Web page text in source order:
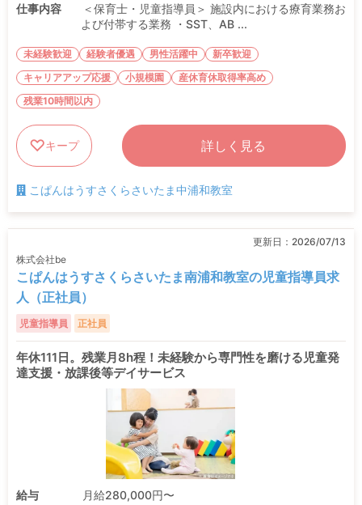
仕事内容
＜保育士・児童指導員＞ 施設内における療育業務お
よび付帯する業務 ・SST、AB ...
未経験歓迎 経験者優遇 男性活躍中
新卒歓迎
キャリアアップ応援
小規模園
産休育休取得率高め
残業10時間以内
キープ 詳しく見る
こぱんはうすさくらさいたま中浦和教室
更新日： 2026/07/13
株式会社be
こぱんはうすさくらさいたま南浦和教室の児童指導員求
人（正社員）
児童指導員 正社員
年休111日。残業月8h程！未経験から専門性を磨ける児童発
達支援・放課後等デイサービス
給与
月給280,000円〜